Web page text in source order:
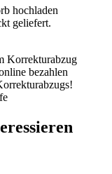
hochladen
geliefert.
Korrekturabzug
bezahlen